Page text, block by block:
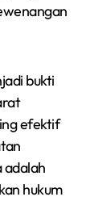
bukti
efektif
adalah
hukum